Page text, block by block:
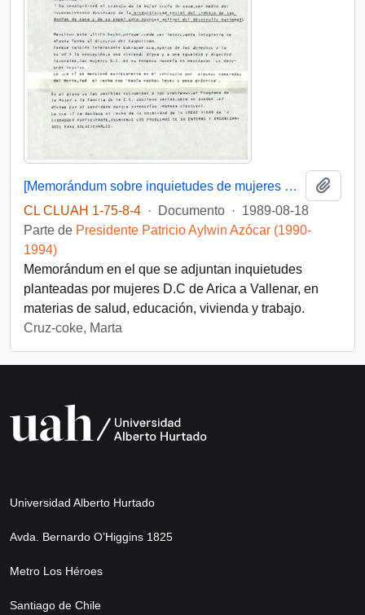
[Memorándum sobre inquietudes de mujeres D.C]
CL CLUAH 1-75-8-4 · Documento · 1989-08-18
Parte de Presidente Patricio Aylwin Azócar (1990-
1994)
Memorándum en el que se adjuntan inquietudes
planteadas por mujeres D.C de Arica a Vallenar, en
materias de salud, educación, vivienda y trabajo.
Cruz-coke, Marta
Universidad Alberto Hurtado
Avda. Bernardo O’Higgins 1825
Metro Los Héroes
Santiago de Chile